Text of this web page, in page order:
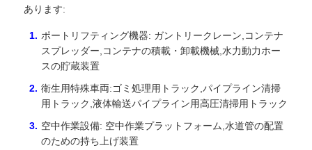
あります:
ポートリフティング機器: ガントリークレーン,コンテナ
スプレッダー,コンテナの積載・卸載機械,水力動力ホー
スの貯蔵装置
衛生用特殊車両:ゴミ処理用トラック,パイプライン清掃
用トラック,液体輸送パイプライン用高圧清掃用トラック
空中作業設備: 空中作業プラットフォーム,水道管の配置
のための持ち上げ装置